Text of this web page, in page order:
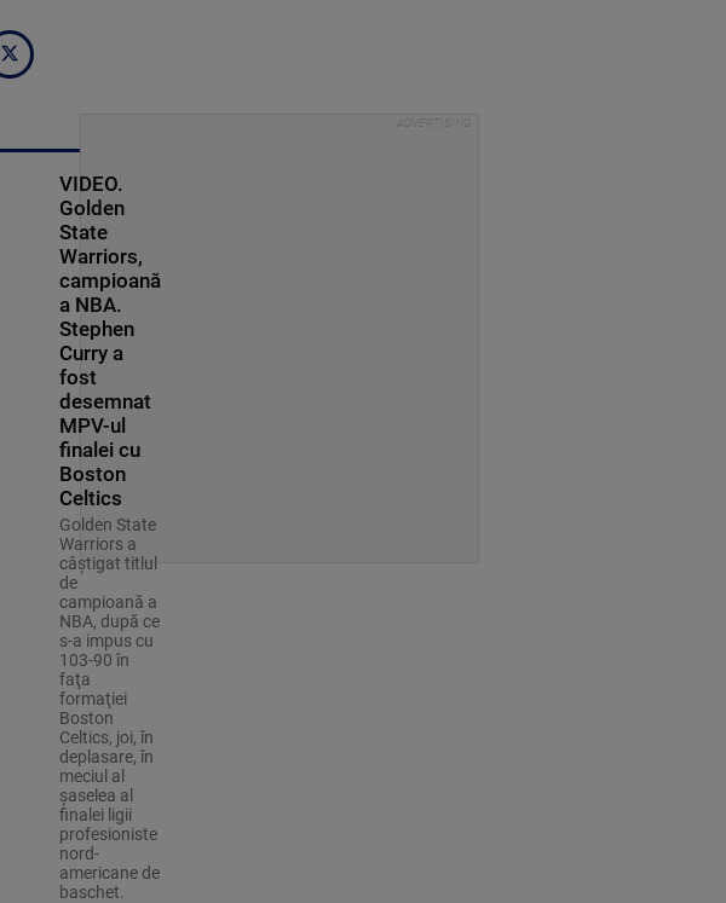
VIDEO.
Golden
State
Warriors,
campioană
a NBA.
Stephen
Curry a
fost
desemnat
MPV-ul
finalei cu
Boston
Celtics
Golden State
Warriors a
câştigat titlul
de
campioană a
NBA, după ce
s-a impus cu
103-90 în
faţa
formaţiei
Boston
Celtics, joi, în
deplasare, în
meciul al
şaselea al
finalei ligii
profesioniste
nord-
americane de
baschet.